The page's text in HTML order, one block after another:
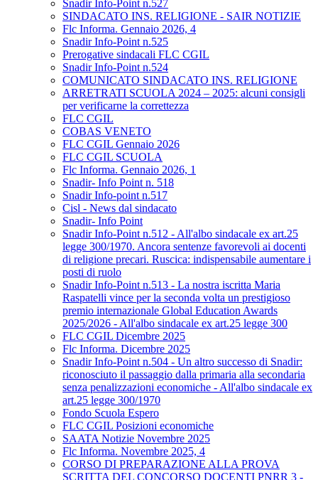
Snadir Info-Point n.527
SINDACATO INS. RELIGIONE - SAIR NOTIZIE
Flc Informa. Gennaio 2026, 4
Snadir Info-Point n.525
Prerogative sindacali FLC CGIL
Snadir Info-Point n.524
COMUNICATO SINDACATO INS. RELIGIONE
ARRETRATI SCUOLA 2024 – 2025: alcuni consigli
per verificarne la correttezza
FLC CGIL
COBAS VENETO
FLC CGIL Gennaio 2026
FLC CGIL SCUOLA
Flc Informa. Gennaio 2026, 1
Snadir- Info Point n. 518
Snadir Info-point n.517
Cisl - News dal sindacato
Snadir- Info Point
Snadir Info-Point n.512 - All'albo sindacale ex art.25
legge 300/1970. Ancora sentenze favorevoli ai docenti
di religione precari. Ruscica: indispensabile aumentare i
posti di ruolo
Snadir Info-Point n.513 - La nostra iscritta Maria
Raspatelli vince per la seconda volta un prestigioso
premio internazionale Global Education Awards
2025/2026 - All'albo sindacale ex art.25 legge 300
FLC CGIL Dicembre 2025
Flc Informa. Dicembre 2025
Snadir Info-Point n.504 - Un altro successo di Snadir:
riconosciuto il passaggio dalla primaria alla secondaria
senza penalizzazioni economiche - All'albo sindacale ex
art.25 legge 300/1970
Fondo Scuola Espero
FLC CGIL Posizioni economiche
SAATA Notizie Novembre 2025
Flc Informa. Novembre 2025, 4
CORSO DI PREPARAZIONE ALLA PROVA
SCRITTA DEL CONCORSO DOCENTI PNRR 3 -